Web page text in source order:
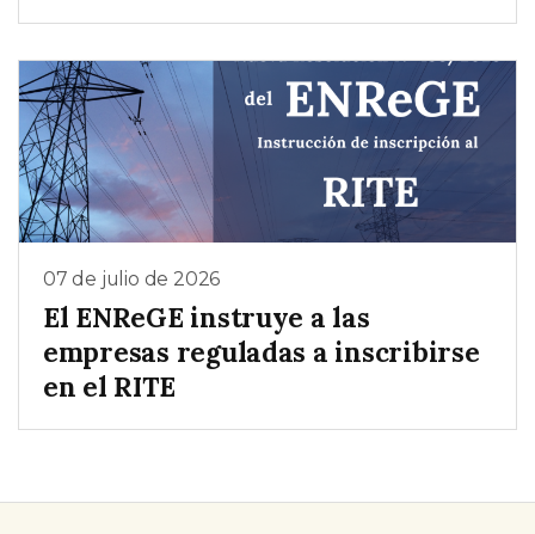
07 de julio de 2026
El ENReGE instruye a las
empresas reguladas a inscribirse
en el RITE